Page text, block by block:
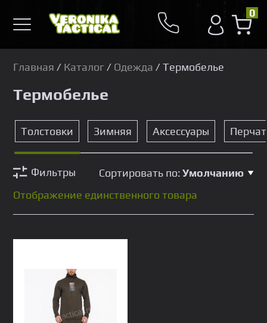
0
Главная / Каталог / Одежда / Термобелье
Термобелье
Фильтры
Отображение единственного товара
Сортировать по: Умолчанию
Толстовки Зимняя Аксессуары